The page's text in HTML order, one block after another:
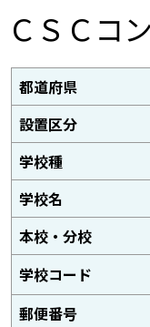
ＣＳＣコ
都道府県
設置区分
学校種
学校名
本校・分校
学校コード
郵便番号